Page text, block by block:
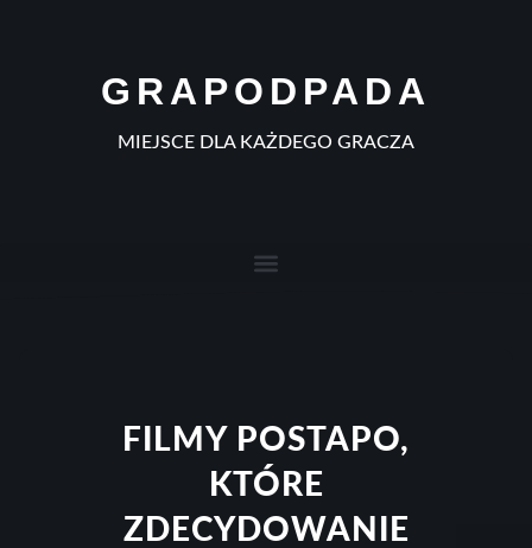
GRAPODPADA
MIEJSCE DLA KAŻDEGO GRACZA
FILMY POSTAPO,
KTÓRE
ZDECYDOWANIE